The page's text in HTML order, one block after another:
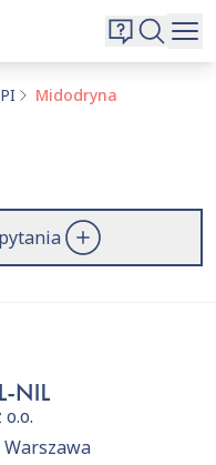
Midodryna
do zapytania.
o których chcesz